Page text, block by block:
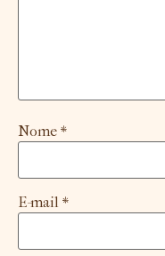
Nome *
E-mail *